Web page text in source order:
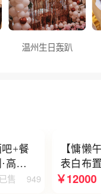
温州生日轰趴
吧+餐
高级
949
已售
【慵懒
表白布
色系
￥12000